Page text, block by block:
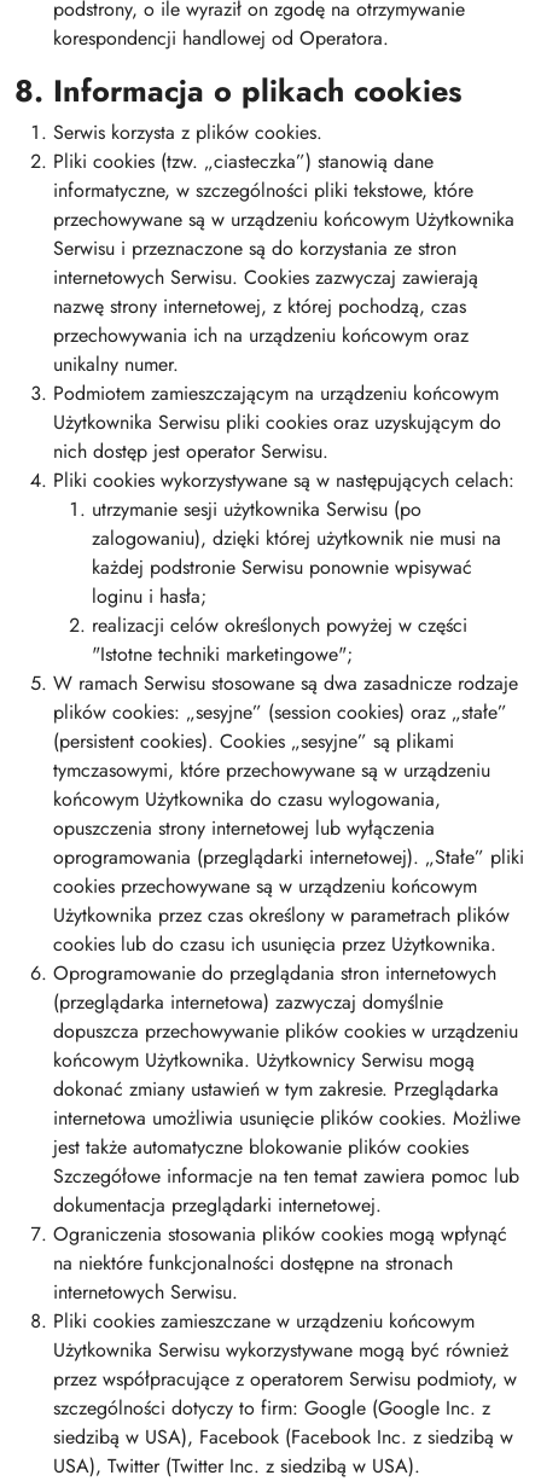
podstrony, o ile wyraził on zgodę na otrzymywanie
korespondencji handlowej od Operatora.
8. Informacja o plikach cookies
Serwis korzysta z plików cookies.
Pliki cookies (tzw. „ciasteczka”) stanowią dane
informatyczne, w szczególności pliki tekstowe, które
przechowywane są w urządzeniu końcowym Użytkownika
Serwisu i przeznaczone są do korzystania ze stron
internetowych Serwisu. Cookies zazwyczaj zawierają
nazwę strony internetowej, z której pochodzą, czas
przechowywania ich na urządzeniu końcowym oraz
unikalny numer.
Podmiotem zamieszczającym na urządzeniu końcowym
Użytkownika Serwisu pliki cookies oraz uzyskującym do
nich dostęp jest operator Serwisu.
Pliki cookies wykorzystywane są w następujących celach:
utrzymanie sesji użytkownika Serwisu (po
zalogowaniu), dzięki której użytkownik nie musi na
każdej podstronie Serwisu ponownie wpisywać
loginu i hasła;
realizacji celów określonych powyżej w części
"Istotne techniki marketingowe";
W ramach Serwisu stosowane są dwa zasadnicze rodzaje
plików cookies: „sesyjne” (session cookies) oraz „stałe”
(persistent cookies). Cookies „sesyjne” są plikami
tymczasowymi, które przechowywane są w urządzeniu
końcowym Użytkownika do czasu wylogowania,
opuszczenia strony internetowej lub wyłączenia
oprogramowania (przeglądarki internetowej). „Stałe” pliki
cookies przechowywane są w urządzeniu końcowym
Użytkownika przez czas określony w parametrach plików
cookies lub do czasu ich usunięcia przez Użytkownika.
Oprogramowanie do przeglądania stron internetowych
(przeglądarka internetowa) zazwyczaj domyślnie
dopuszcza przechowywanie plików cookies w urządzeniu
końcowym Użytkownika. Użytkownicy Serwisu mogą
dokonać zmiany ustawień w tym zakresie. Przeglądarka
internetowa umożliwia usunięcie plików cookies. Możliwe
jest także automatyczne blokowanie plików cookies
Szczegółowe informacje na ten temat zawiera pomoc lub
dokumentacja przeglądarki internetowej.
Ograniczenia stosowania plików cookies mogą wpłynąć
na niektóre funkcjonalności dostępne na stronach
internetowych Serwisu.
Pliki cookies zamieszczane w urządzeniu końcowym
Użytkownika Serwisu wykorzystywane mogą być również
przez współpracujące z operatorem Serwisu podmioty, w
szczególności dotyczy to firm: Google (Google Inc. z
siedzibą w USA), Facebook (Facebook Inc. z siedzibą w
USA), Twitter (Twitter Inc. z siedzibą w USA).